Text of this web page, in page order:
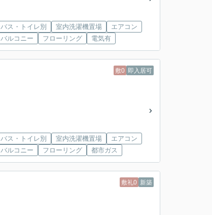
バス・トイレ別 室内洗濯機置場
エアコン
バルコニー
フローリング 電気有
敷0 即入居可
バス・トイレ別 室内洗濯機置場
エアコン
バルコニー
フローリング 都市ガス
敷礼0 新築